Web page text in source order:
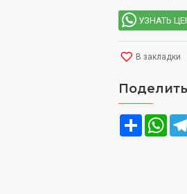
УЗНАТЬ
В закладки
Share